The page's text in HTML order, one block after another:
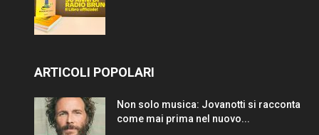
ARTICOLI POPOLARI
Non solo musica: Jovanotti si racconta
come mai prima nel nuovo...